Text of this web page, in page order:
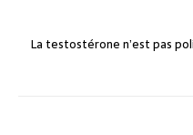
La testostérone n’est pas